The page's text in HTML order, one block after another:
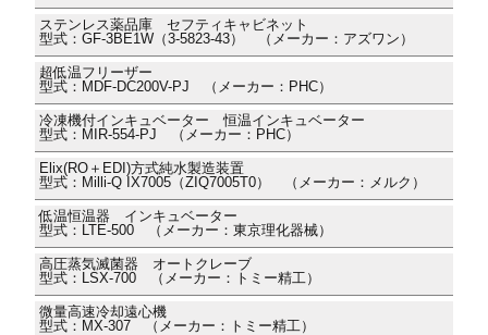
ステンレス薬品庫 セフティキャビネット
型式：GF-3BE1W（3-5823-43） （メーカー：アズワン）
超低温フリーザー
型式：MDF-DC200V-PJ （メーカー：PHC）
冷凍機付インキュベーター 恒温インキュベーター
型式：MIR-554-PJ （メーカー：PHC）
Elix(RO＋EDI)方式純水製造装置
型式：Milli-Q IX7005（ZIQ7005T0） （メーカー：メルク）
低温恒温器 インキュベーター
型式：LTE-500 （メーカー：東京理化器械）
高圧蒸気滅菌器 オートクレーブ
型式：LSX-700 （メーカー：トミー精工）
微量高速冷却遠心機
型式：MX-307 （メーカー：トミー精工）